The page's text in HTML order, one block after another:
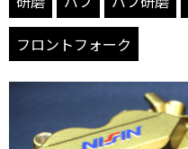
フロントフォーク